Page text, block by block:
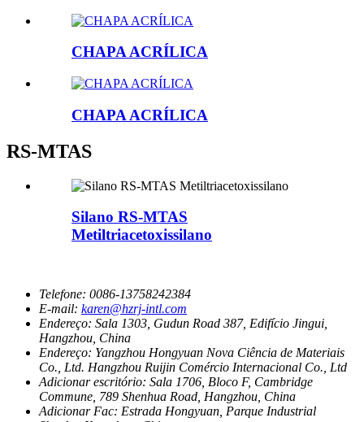
CHAPA ACRÍLICA
CHAPA ACRÍLICA
RS-MTAS
Silano RS-MTAS
Metiltriacetoxissilano
Telefone: 0086-13758242384
E-mail: karen@hzrj-intl.com
Endereço: Sala 1303, Gudun Road 387, Edifício Jingui,
Hangzhou, China
Endereço: Yangzhou Hongyuan Nova Ciência de Materiais
Co., Ltd. Hangzhou Ruijin Comércio Internacional Co., Ltd
Adicionar escritório: Sala 1706, Bloco F, Cambridge
Commune, 789 Shenhua Road, Hangzhou, China
Adicionar Fac: Estrada Hongyuan, Parque Industrial